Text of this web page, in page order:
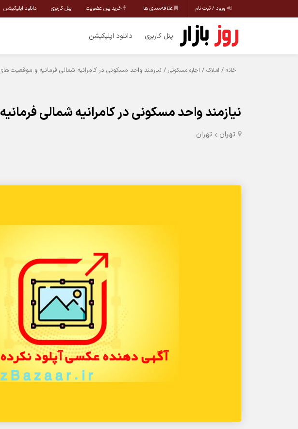
ورود / ثبت نام علاقه‌مندی ها خرید پلن عضویت پنل کاربری دانلود اپلیکیشن
پنل کاربری دانلود اپلیکیشن
خانه / املاک / اجاره مسکونی / نیازمند واحد مسکونی در کامرانیه شمالی فرمانیه و موقعیت
نیازمند واحد مسکونی در کامرانیه شمالی
تهران تهران